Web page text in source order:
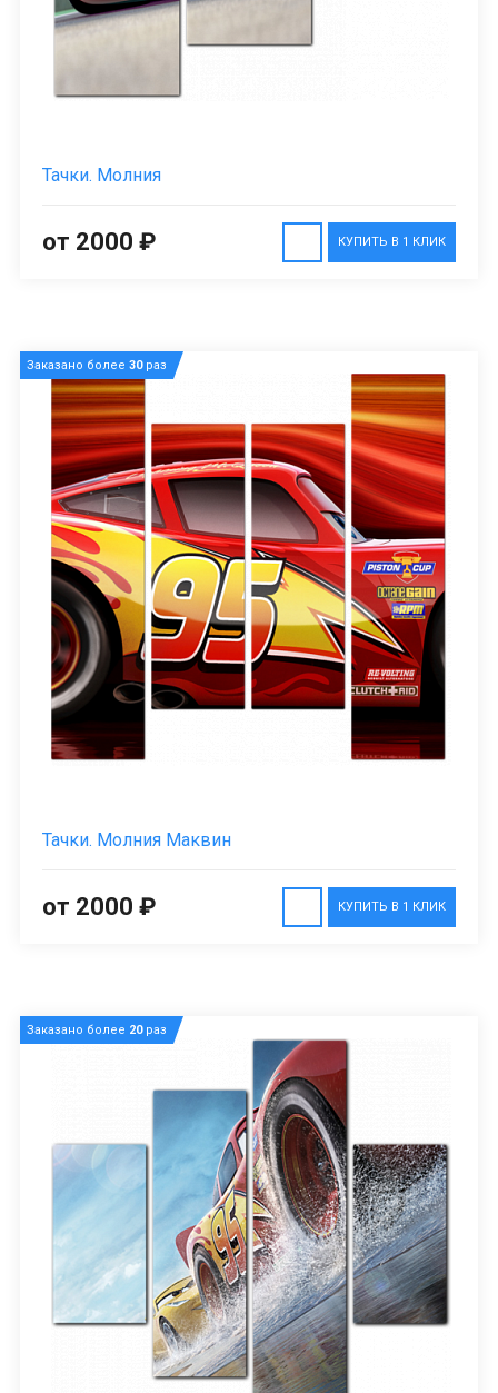
Тачки. Молния
КУПИТЬ В 1 КЛИК
от 2000 ₽
Заказано более 30раз
Тачки. Молния Маквин
КУПИТЬ В 1 КЛИК
от 2000 ₽
Заказано более 20раз